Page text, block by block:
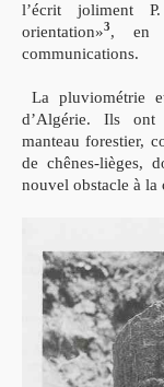
l’écrit joliment
orientation»3, en
communications.
La pluviométrie
d’Algérie. Ils ont
manteau forestier,
de chênes-lièges,
nouvel obstacle à la